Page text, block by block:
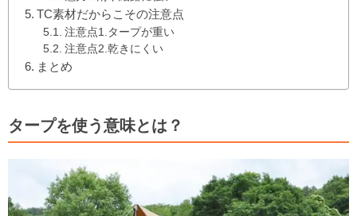
TC素材だからこその注意点
注意点1.タープが重い
注意点2.乾きにくい
まとめ
タープを使う意味とは？